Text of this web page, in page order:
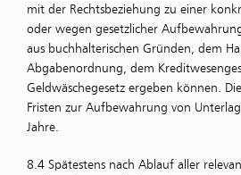
mit der Rechtsbeziehung zu einer
oder wegen gesetzlicher
aus buchhalterischen Gründen, dem
Abgabenordnung, dem
Geldwäschegesetz ergeben können.
Fristen zur Aufbewahrung von
Jahre.
8.4 Spätestens nach Ablauf aller